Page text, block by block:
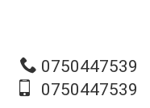
0750447539
0750447539